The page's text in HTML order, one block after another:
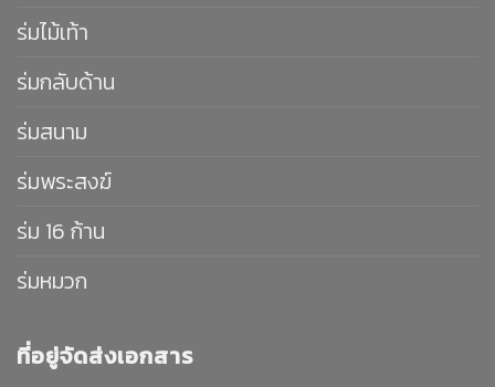
ร่มไม้เท้า
ร่มกลับด้าน
ร่มสนาม
ร่มพระสงฆ์
ร่ม 16 ก้าน
ร่มหมวก
ที่อยู่จัดส่งเอกสาร